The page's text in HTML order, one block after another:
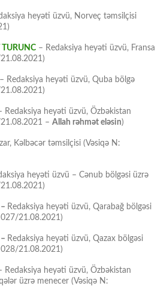
heyəti üzvü, Norveç təmsilçisi
TURUNC – Redaksiya heyəti üzvü, Fransa
– Redaksiya heyəti üzvü, Quba bölgə
Redaksiya heyəti üzvü, Özbəkistan
– Allah rəhmət eləsin)
Kəlbəcər təmsilçisi (Vəsiqə N:
heyəti üzvü – Cənub bölgəsi üzrə
– Redaksiya heyəti üzvü, Qarabağ bölgəsi
027/21.08.2021)
– Redaksiya heyəti üzvü, Qazax bölgəsi
028/21.08.2021)
Redaksiya heyəti üzvü, Özbəkistan
üzrə menecer (Vəsiqə N: